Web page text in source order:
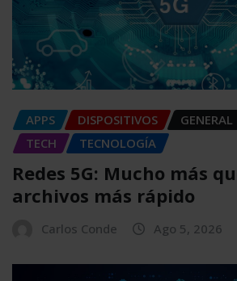
APPS DISPOSITIVOS GENERAL
TECH
TECNOLOGÍA
Redes 5G: Mucho más
archivos más rápido
Carlos Conde Ago 5, 2026